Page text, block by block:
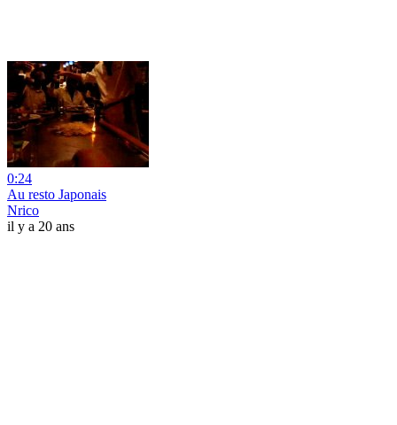
0:24
Au resto Japonais
Nrico
il y a 20 ans